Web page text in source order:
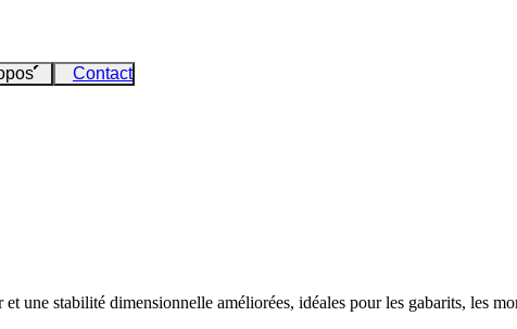
Contact
une stabilité dimensionnelle améliorées, idéales pour les gabarits, les